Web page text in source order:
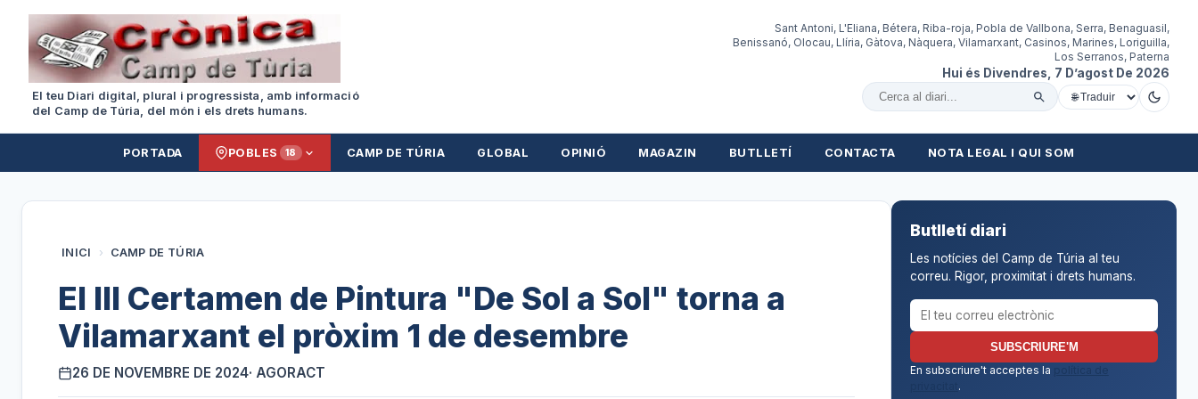
El teu Diari digital, plural i progressista, amb informació
del Camp de Túria, del món i els drets humans.
Sant Antoni, L'Eliana, Bétera, Riba-roja, Pobla de Vallbona, Serra, Benaguasil,
Benissanó, Olocau, Llíria, Gàtova, Nàquera, Vilamarxant, Casinos, Marines, Loriguilla,
Los Serranos, Paterna
Hui és Divendres, 7 D’agost De 2026
Cercar al diari
PORTADA POBLES 18 CAMP DE TÚRIA GLOBAL OPINIÓ MAGAZIN BUTLLETÍ CONTACTA NOTA LEGAL I QUI SOM
INICI › CAMP DE TÚRIA
El III Certamen de Pintura "De Sol a Sol" torna a
Vilamarxant el pròxim 1 de desembre
26 DE NOVEMBRE DE 2024· AGORACT
Butlletí diari
Les notícies del Camp de Túria al teu
correu. Rigor, proximitat i drets humans.
Correu electrònic per al butlletí
SUBSCRIURE'M
En subscriure't acceptes la
política de
.